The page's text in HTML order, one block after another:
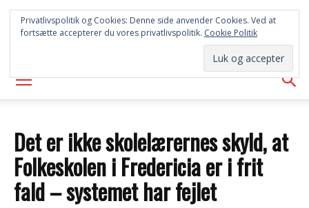
SYD
AVISEN
Det er ikke skolelærernes skyld, at
Folkeskolen i Fredericia er i frit
fald – systemet har fejlet
Privatlivspolitik og Cookies: Denne side anvender Cookies. Ved at
fortsætte accepterer du vores privatlivspolitik. Cookie Politik